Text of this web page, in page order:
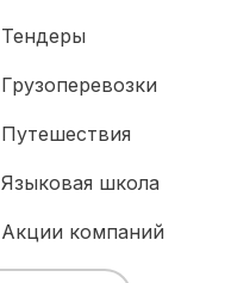
Тендеры
Грузоперевозки
Путешествия
Языковая школа
Акции компаний